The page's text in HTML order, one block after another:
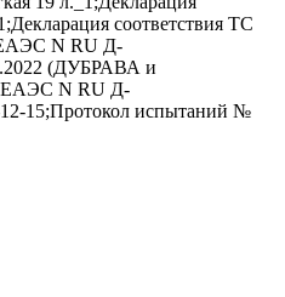
соответствия ТС
ЕАЭС N RU Д-
(ДУБРАВА и
N RU Д-
15;Протокол испытаний №